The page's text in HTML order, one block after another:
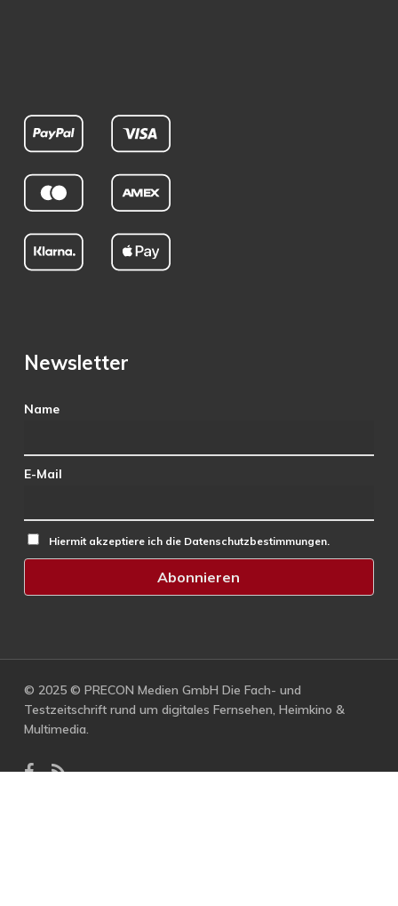
Newsletter
Name
E-Mail
Hiermit akzeptiere ich die Datenschutzbestimmungen.
© 2025 © PRECON Medien GmbH Die Fach- und
Testzeitschrift rund um digitales Fernsehen, Heimkino &
Multimedia.
facebook
RSS